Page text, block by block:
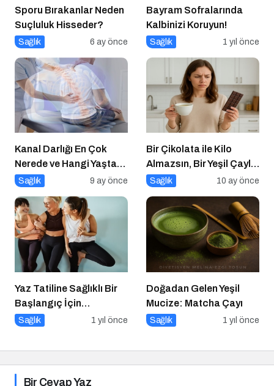
Sporu Bırakanlar Neden
Suçluluk Hisseder?
Sağlık 6 ay önce
Bayram Sofralarında
Kalbinizi Koruyun!
Sağlık 1 yıl önce
Kanal Darlığı En Çok
Nerede ve Hangi Yaşta
Görülür?
Sağlık 9 ay önce
Bir Çikolata ile Kilo
Almazsın, Bir Yeşil Çayla
da Zayıflamazsın
Sağlık 10 ay önce
Yaz Tatiline Sağlıklı Bir
Başlangıç İçin
Beslenme
Sağlık 1 yıl önce
Doğadan Gelen Yeşil
Mucize: Matcha Çayı
Sağlık 1 yıl önce
Bir Cevap Yaz